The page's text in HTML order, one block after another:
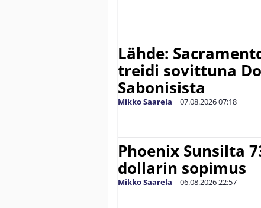
Lähde:
treidi sovittuna
Sabonisista
Mikko Saarela | 07.08.202607:18
Phoenix Sunsilta
dollarin sopimus
Mikko Saarela | 06.08.202622:57